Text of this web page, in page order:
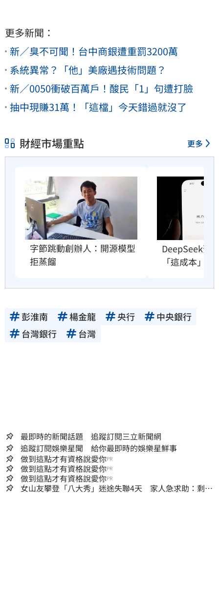
更多新聞：
新／臭不可聞！台中商銀遭重罰3200萬
系統異常？「他」美廠遇技術問題？
新／0050衝破百萬戶！酸民「1」句遭打臉
抽中現賺31萬！「這檔」今天錯過就沒了
財經市場重點 更多
字節跳動創辦人：開源模型
拒蒸餾
DeepSeek預
「這成本」撐
彭淮南 楊金龍 央行
中央銀行
台灣銀行
台灣
最即時的新聞話題 追蹤訂閱三立新聞網
追蹤訂閱娛樂星聞 給你最即時的娛樂星鮮事
做到這點才有資格說愛你PR
做到這點才有資格說愛你PR
做到這點才有資格說愛你PR
女山友攀登「八大秀」迷途失聯4天 家人急求助：剩我